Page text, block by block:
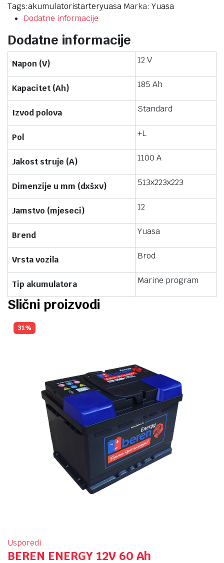
Tags:akumulatoristarteryuasaMarka: Yuasa
Dodatne informacije
Dodatne informacije
Napon (V) 12 V
Kapacitet (Ah) 185 Ah
Izvod polova Standard
Pol +L
Jakost struje (A) 1100 A
Dimenzije u mm (dxšxv) 513x223x223
Jamstvo (mjeseci) 12
Brend Yuasa
Vrsta vozila Brod
Tip akumulatora Marine program
Slični proizvodi
31%
Usporedi
BEREN ENERGY 12V 60 Ah